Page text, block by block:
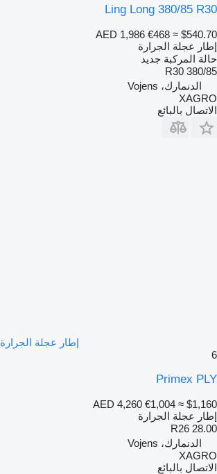
Ling Long 380/85 R30
AED 1,986 €468 ≈ $540.70
إطار عجلة الجرارة
حالة المركبة جديد
380/85 R30
الدنمارك، Vojens
XAGRO
الاتصال بالبائع
إطار عجلة الجرارة Primex PLY
6
Primex PLY
AED 4,260 €1,004 ≈ $1,160
إطار عجلة الجرارة
28.00 R26
الدنمارك، Vojens
XAGRO
الاتصال بالبائع